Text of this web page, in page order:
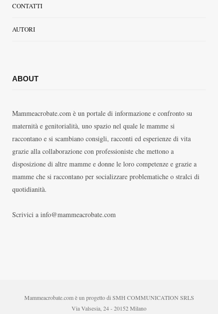
CONTATTI
AUTORI
ABOUT
Mammeacrobate.com è un portale di informazione e confronto su
maternità e genitorialità, uno spazio nel quale le mamme si
raccontano e si scambiano consigli, racconti ed esperienze di vita
grazie alla collaborazione con professioniste che mettono a
disposizione di altre mamme e donne le loro competenze e grazie a
mamme che si raccontano per socializzare problematiche o stralci di
quotidianità.
Scrivici a info@mammeacrobate.com
Mammeacrobate.com è un progetto di SMH COMMUNICATION SRLS
Via Valsesia, 24 - 20152 Milano